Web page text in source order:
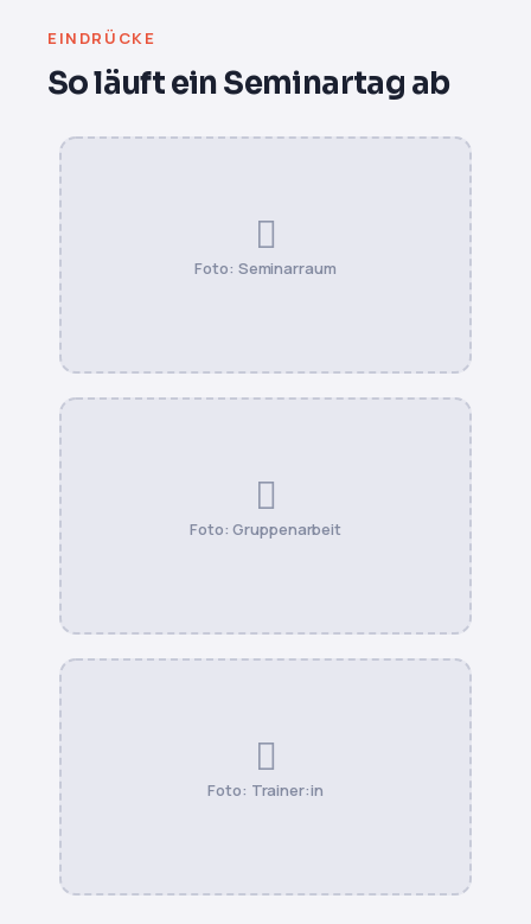
EINDRÜCKE
So läuft ein Seminartag ab
Foto: Seminarraum
Foto: Gruppenarbeit
Foto: Trainer:in